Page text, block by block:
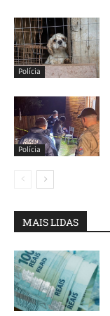
Polícia
Polícia
MAIS LIDAS